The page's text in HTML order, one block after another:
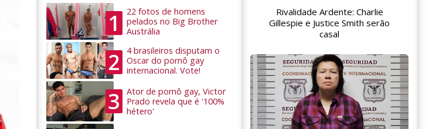
1
22 fotos de homens
pelados no Big Brother
Austrália
2
4 brasileiros disputam o
Oscar do pornô gay
internacional. Vote!
3
Ator de pornô gay, Victor
Prado revela que é '100%
hétero'
Rivalidade Ardente: Charlie
Gillespie e Justice Smith serão
casal